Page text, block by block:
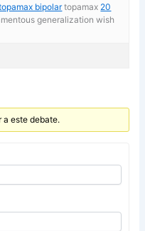
bipolartopamax 20
generalization wish
a este debate.